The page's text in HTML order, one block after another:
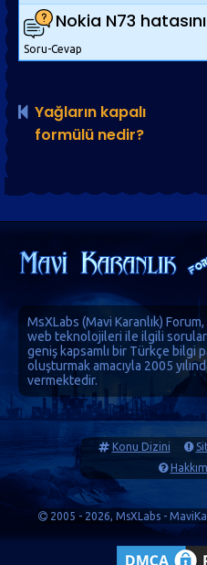
Nokia N73
Soru-Cevap
Yağların kapalı
formülü nedir?
MsXLabs (Mavi Karanlık) Forum,
web teknolojileri ile ilgili
geniş kapsamlı bir Türkçe bilgi
oluşturmak amacıyla 2005
vermektedir.
Konu Dizini
2005 - 2026, MsXLabs -